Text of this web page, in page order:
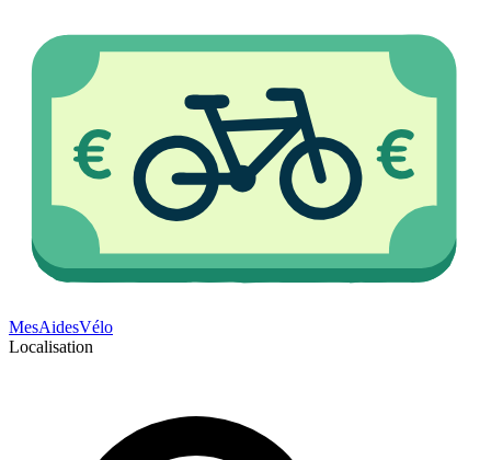
MesAidesVélo
Localisation